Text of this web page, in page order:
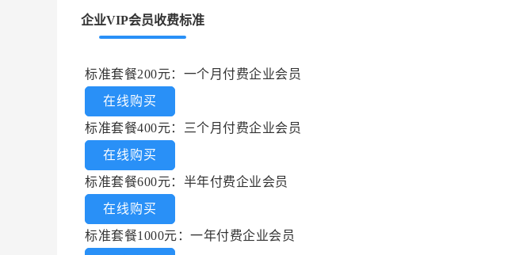
企业VIP会员收费标准
标准套餐200元：一个月付费企业会员
在线购买
标准套餐400元：三个月付费企业会员
在线购买
标准套餐600元：半年付费企业会员
在线购买
标准套餐1000元：一年付费企业会员